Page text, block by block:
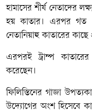
হামাসের শীর্ষ নেতাদের
হয় কাতার। এরপর গত
নেতানিয়াহু কাতারের কাছে
এরপরই ট্রাম্প কাতারের
করেছেন।
ফিলিস্তিনের গাজা
উদ্যোগের অংশ হিসেবে